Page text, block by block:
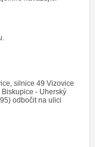
silnice 49 Vizovice
- Uherský
odbočit na ulici